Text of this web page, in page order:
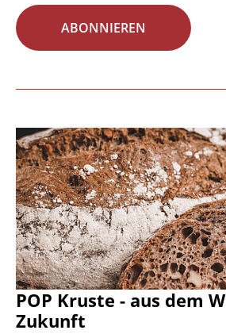
ABONNIEREN
POP Kruste - aus dem
Zukunft